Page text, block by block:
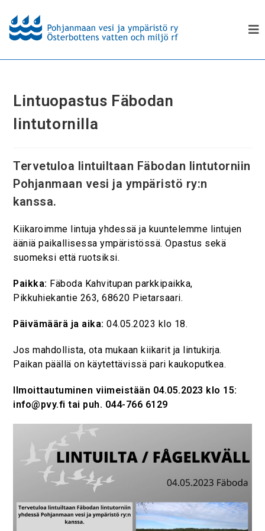
Lintuopastus Fäbodan
lintutornilla
Tervetuloa lintuiltaan Fäbodan lintutorniin
Pohjanmaan vesi ja ympäristö ry:n
kanssa.
Kiikaroimme lintuja yhdessä ja kuuntelemme lintujen
ääniä paikallisessa ympäristössä. Opastus sekä
suomeksi että ruotsiksi.
Paikka: Fäboda Kahvitupan parkkipaikka,
Pikkuhiekantie 263, 68620 Pietarsaari.
Päivämäärä ja aika: 04.05.2023 klo 18.
Jos mahdollista, ota mukaan kiikarit ja lintukirja.
Paikan päällä on käytettävissä pari kaukoputkea.
Ilmoittautuminen viimeistään 04.05.2023 klo 15:
info@pvy.fi tai puh. 044-766 6129